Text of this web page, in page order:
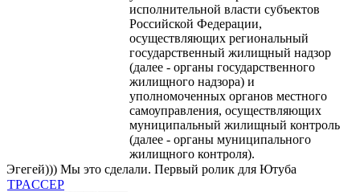
исполнительной власти субъектов
Российской Федерации,
осуществляющих региональный
государственный жилищный надзор
(далее - органы государственного
жилищного надзора) и
уполномоченных органов местного
самоуправления, осуществляющих
муниципальный жилищный контроль
(далее - органы муниципального
жилищного контроля).
Эгегей))) Мы это сделали. Первый ролик для Ютуба
TPACCEP